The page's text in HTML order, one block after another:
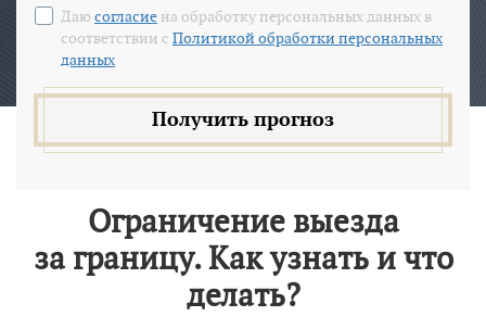
Даю согласиена обработку персональных данных в
соответствии с Политикой обработки персональных
данных
Получить прогноз
Ограничение выезда
за границу. Как узнать и что
делать?